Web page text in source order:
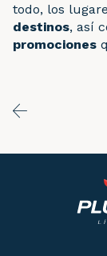
todo, los
destinos, así
promociones